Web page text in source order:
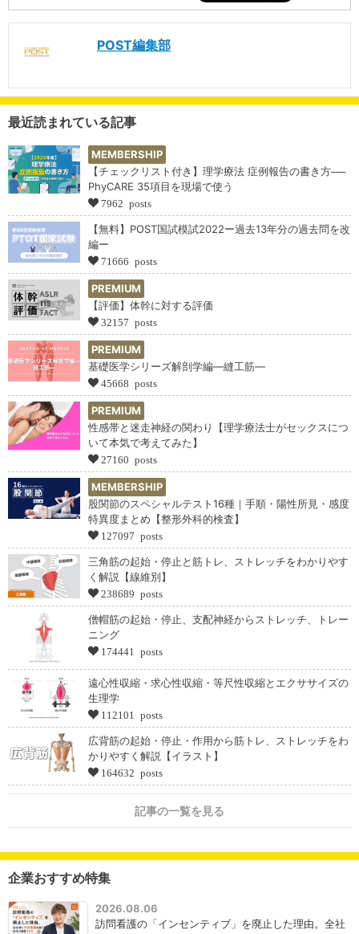
POST編集部
最近読まれている記事
MEMBERSHIP
【チェックリスト付き】理学療法 症例報告の書き方──
PhyCARE 35項目を現場で使う
7962 posts
【無料】POST国試模試2022ー過去13年分の過去問を改
編ー
71666 posts
PREMIUM
【評価】体幹に対する評価
32157 posts
PREMIUM
基礎医学シリーズ解剖学編―縫工筋―
45668 posts
PREMIUM
性感帯と迷走神経の関わり【理学療法士がセックスにつ
いて本気で考えてみた】
27160 posts
MEMBERSHIP
股関節のスペシャルテスト16種｜手順・陽性所見・感度
特異度まとめ【整形外科的検査】
127097 posts
三角筋の起始・停止と筋トレ、ストレッチをわかりやす
く解説【線維別】
238689 posts
僧帽筋の起始・停止、支配神経からストレッチ、トレー
ニング
174441 posts
遠心性収縮・求心性収縮・等尺性収縮とエクササイズの
生理学
112101 posts
広背筋の起始・停止・作用から筋トレ、ストレッチをわ
かりやすく解説【イラスト】
164632 posts
記事の一覧を見る
企業おすすめ特集
2026.08.06
訪問看護の「インセンティブ」を廃止した理由。全社